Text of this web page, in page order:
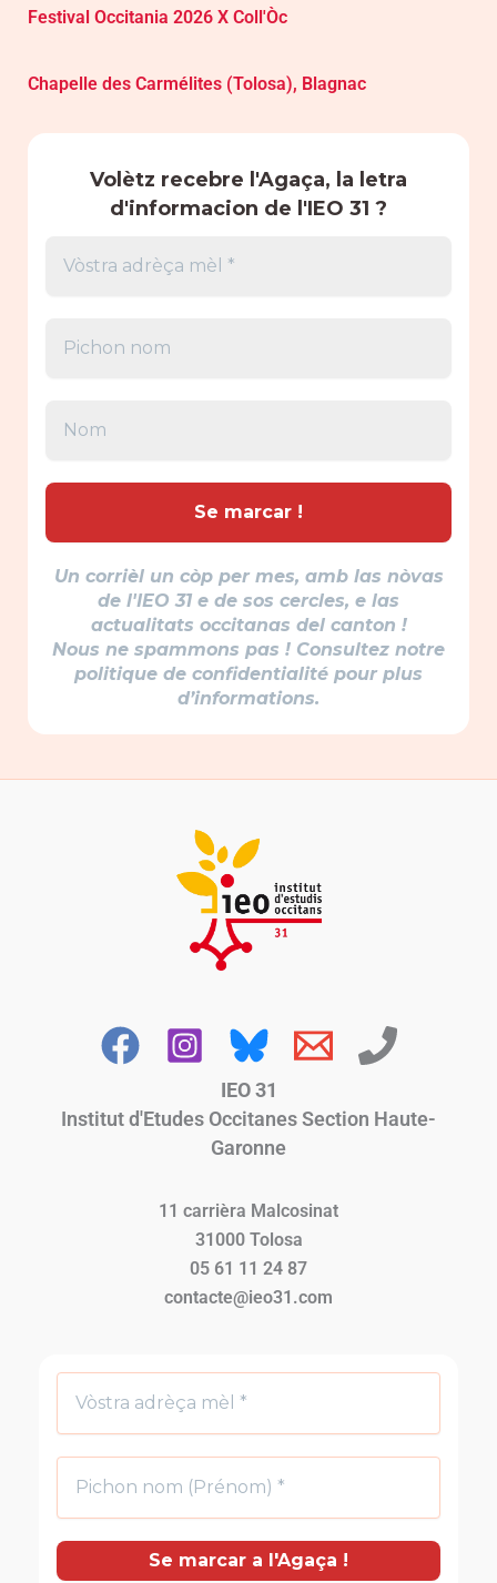
Festival Occitania 2026 X Coll'Òc
Chapelle des Carmélites (Tolosa), Blagnac
Volètz recebre l'Agaça, la letra
d'informacion de l'IEO 31 ?
Un corrièl un còp per mes, amb las nòvas
de l'IEO 31 e de sos cercles, e las
actualitats occitanas del canton !
Nous ne spammons pas ! Consultez notre
politique de confidentialité pour plus
d’informations.
IEO 31
Institut d'Etudes Occitanes Section Haute-
Garonne
11 carrièra Malcosinat
31000 Tolosa
05 61 11 24 87
contacte@ieo31.com